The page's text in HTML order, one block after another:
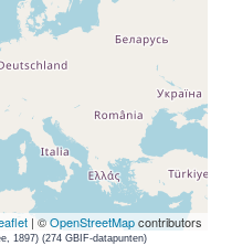
| ©OpenStreetMapcontributors
1897) (274 GBIF-datapunten)